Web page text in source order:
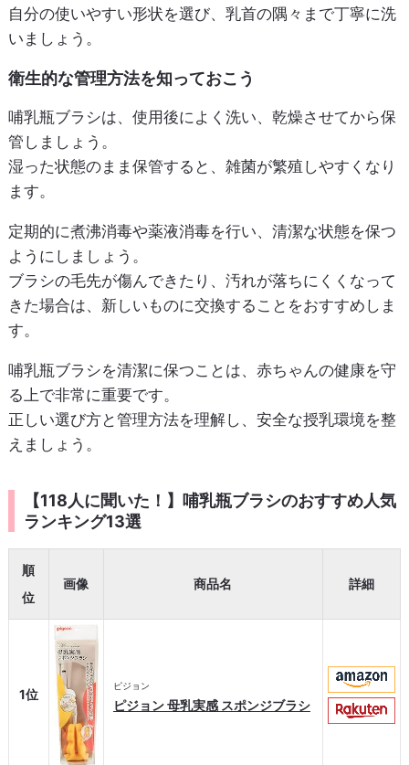
自分の使いやすい形状を選び、乳首の隅々まで丁寧に洗
いましょう。
衛生的な管理方法を知っておこう
哺乳瓶ブラシは、使用後によく洗い、乾燥させてから保
管しましょう。
湿った状態のまま保管すると、雑菌が繁殖しやすくなり
ます。
定期的に煮沸消毒や薬液消毒を行い、清潔な状態を保つ
ようにしましょう。
ブラシの毛先が傷んできたり、汚れが落ちにくくなって
きた場合は、新しいものに交換することをおすすめしま
す。
哺乳瓶ブラシを清潔に保つことは、赤ちゃんの健康を守
る上で非常に重要です。
正しい選び方と管理方法を理解し、安全な授乳環境を整
えましょう。
【118人に聞いた！】哺乳瓶ブラシのおすすめ人気
ランキング13選
順
位
画像 商品名 詳細
1位
ピジョン
ピジョン 母乳実感 スポンジブラシ